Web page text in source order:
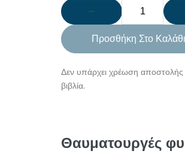
Προσθήκη Στο Καλάθι
Δεν υπάρχει χρέωση αποστολής
βιβλία.
Θαυματουργές